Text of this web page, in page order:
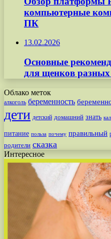
компьютерные
ПК
13.02.2026
Основные
для щенков разных
Облако меток
алкоголь беременность
дети детский домашний знать
питание польза почему правильный
родители сказка
Интересное